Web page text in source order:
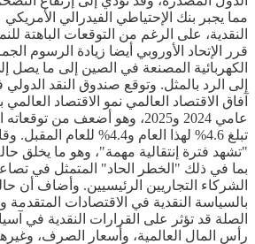
مما يجبر بنك الإحتياطي الفيدرالي
النقدية، على الرغم من التوقعات الباهتة
قرر الإتحاد الأوروبي أيضا زيادة الرسوم
إلى الرد بالمثل. وتوقع صندوق النقد
عامي 2024 و2025، وهو أضعف من
تبلغ 4.6% لهذا العام و4.4%
"تشهد فترة إنتقالية مهمة"، وهو ما يخلق
بما في ذلك "الخطر الحاد" المتمثل في تصاعد
الشركاء التجاريين الرئيسيين. وأضاف أن
بالسياسة النقدية في الاقتصادات
الصلة قد تؤثر على القرارات النقدية في
رأس المال العالمية، وأسعار الصرف،